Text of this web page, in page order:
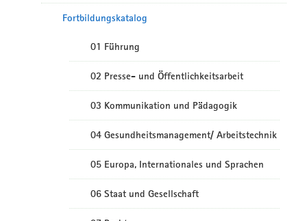
Fortbildungskatalog
01 Führung
02 Presse- und Öffentlichkeitsarbeit
03 Kommunikation und Pädagogik
04 Gesundheitsmanagement/ Arbeitstechnik
05 Europa, Internationales und Sprachen
06 Staat und Gesellschaft